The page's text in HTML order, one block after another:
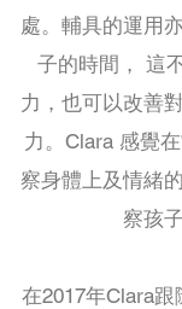
處。輔具的運用
子的時間， 這
力，也可以改善
力。Clara 感覺
察身體上及情緒
察孩
在2017年Clara